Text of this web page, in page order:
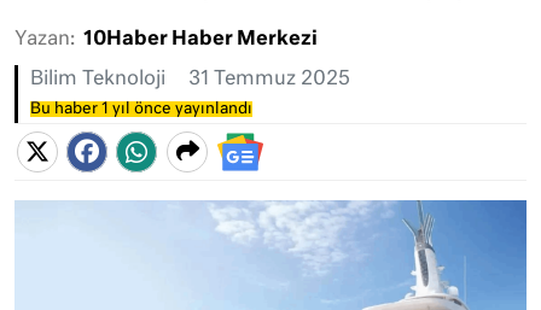
Yazan: 10Haber Haber Merkezi
Bilim Teknoloji 31 Temmuz 2025
Bu haber 1 yıl önce yayınlandı